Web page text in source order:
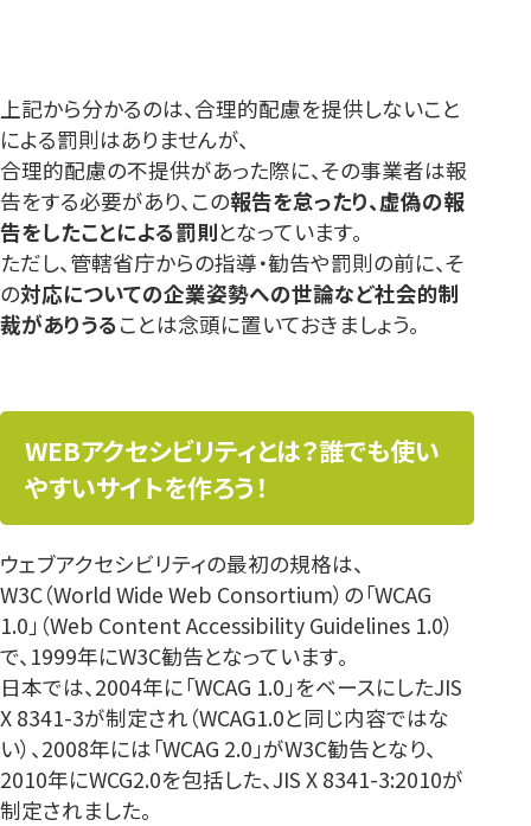
上記から分かるのは、合理的配慮を提供しないこと
による罰則はありませんが、
合理的配慮の不提供があった際に、その事業者は報
告をする必要があり、この報告を怠ったり、虚偽の報
告をしたことによる罰則となっています。
ただし、管轄省庁からの指導・勧告や罰則の前に、そ
の対応についての企業姿勢への世論など社会的制
裁がありうる ことは念頭に置いておきましょう。
WEBアクセシビリティとは？誰でも使い
やすいサイトを作ろう！
ウェブアクセシビリティの最初の規格は、
W3C（World Wide Web Consortium）の「WCAG
1.0」（Web Content Accessibility Guidelines 1.0）
で、1999年にW3C勧告となっています。
日本では、2004年に「WCAG 1.0」をベースにしたJIS
X 8341-3が制定され（WCAG1.0と同じ内容ではな
い）、2008年には「WCAG 2.0」がW3C勧告となり、
2010年にWCG2.0を包括した、JIS X 8341-3:2010が
制定されました。